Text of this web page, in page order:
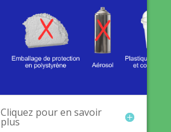
Cliquez pour en savoir
plus